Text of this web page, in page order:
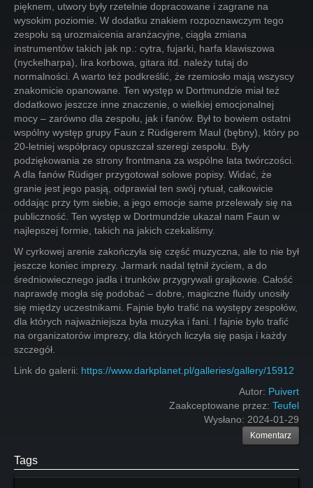
pięknem, utwory były rzetelnie dopracowane i zagrane na
wysokim poziomie. W dodatku znakiem rozpoznawczym tego
zespołu są urozmaicenia aranżacyjne, ciągła zmiana
instrumentów takich jak np.: cytra, fujarki, harfa klawiszowa
(nyckelharpa), lira korbowa, gitara itd. należy tutaj do
normalności. A warto też podkreślić, że rzemiosło mają wszyscy
znakomicie opanowane. Ten występ w Dortmundzie miał też
dodatkowo jeszcze inne znaczenie, o wielkiej emocjonalnej
mocy – zarówno dla zespołu, jak i fanów. Był to bowiem ostatni
wspólny występ grupy Faun z Rüdigerem Maul (bębny), który po
20-letniej współpracy opuszczał szeregi zespołu. Były
podziękowania ze strony frontmana za wspólne lata twórczości.
A dla fanów Rüdiger przygotował solowe popisy. Widać, że
granie jest jego pasją, odprawiał ten swój rytuał, całkowicie
oddając przy tym siebie, a jego emocje same przelewały się na
publiczność. Ten występ w Dortmundzie ukazał nam Faun w
najlepszej formie, takich na jakich czekaliśmy.
W cyrkowej arenie zakończyła się część muzyczna, ale to nie był
jeszcze koniec imprezy. Jarmark nadal tętnił życiem, a do
średniowiecznego jadła i trunków przygrywali grajkowie. Całość
naprawdę mogła się podobać – dobre, magiczne fluidy unosiły
się między uczestnikami. Fajnie było trafić na występy zespołów,
dla których najważniejsza była muzyka i fani. I fajnie było trafić
na organizatorów imprezy, dla których liczyła się pasja i każdy
szczegół.
Link do galerii: https://www.darkplanet.pl/galleries/gallery/15912
Autor: Puivert
Zaakceptowane przez: Teufel
Wysłano: 2024-01-29
Komentarz
Tags